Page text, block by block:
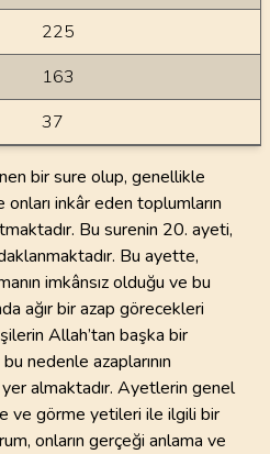
225
163
37
bir sure olup, genellikle
onları inkâr eden toplumların
Bu surenin 20. ayeti,
Bu ayette,
imkânsız olduğu ve bu
ağır bir azap görecekleri
Allah’tan başka bir
bu nedenle azaplarının
yer almaktadır. Ayetlerin genel
ve görme yetileri ile ilgili bir
onların gerçeği anlama ve